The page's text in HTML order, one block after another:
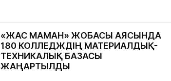
«ЖАС МАМАН» ЖОБАСЫ АЯСЫНДА
180 КОЛЛЕДЖДІҢ МАТЕРИАЛДЫҚ-
ТЕХНИКАЛЫҚ БАЗАСЫ
ЖАҢАРТЫЛДЫ